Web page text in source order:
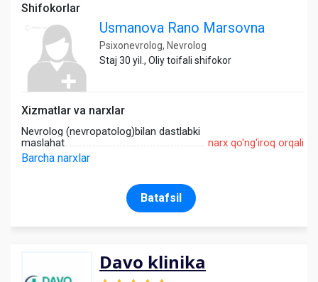
Shifokorlar
Usmanova Rano Marsovna
Psixonevrolog, Nevrolog
Staj 30 yil., Oliy toifali shifokor
Xizmatlar va narxlar
Nevrolog (nevropatolog)bilan dastlabki
maslahat
narx qo'ng'iroq orqali
Barcha narxlar
Batafsil
Davo klinika